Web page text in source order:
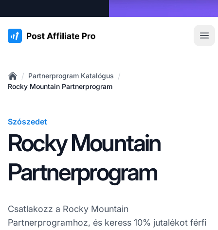
:site.title
Home
/ Partnerprogram Katalógus /
Rocky Mountain Partnerprogram
Szószedet
Rocky Mountain
Partnerprogram
Csatlakozz a Rocky Mountain
Partnerprogramhoz, és keress 10% jutalékot férfi